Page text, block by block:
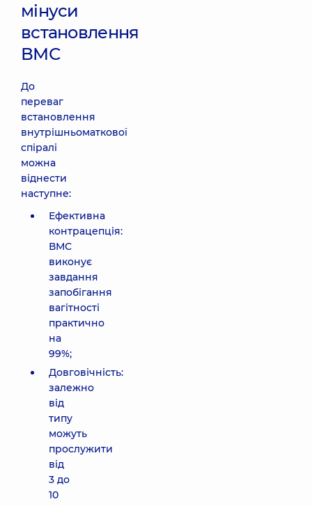
мінуси
встановлення
ВМС
До
переваг
встановлення
внутрішньоматкової
спіралі
можна
віднести
наступне:
Ефективна
контрацепція:
ВМС
виконує
завдання
запобігання
вагітності
практично
на
99%;
Довговічність:
залежно
від
типу
можуть
прослужити
від
3 до
10